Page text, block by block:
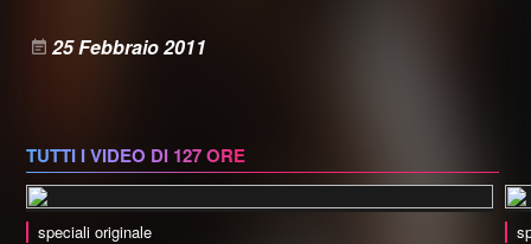
25 Febbraio 2011
TUTTI I VIDEO DI 127 ORE
speciali originale